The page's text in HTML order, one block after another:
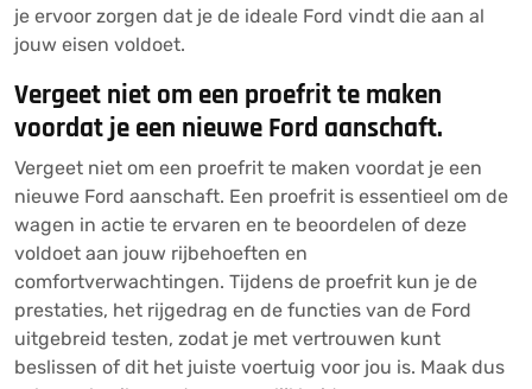
je ervoor zorgen dat je de ideale Ford vindt die aan al
jouw eisen voldoet.
Vergeet niet om een proefrit te maken
voordat je een nieuwe Ford aanschaft.
Vergeet niet om een proefrit te maken voordat je een
nieuwe Ford aanschaft. Een proefrit is essentieel om de
wagen in actie te ervaren en te beoordelen of deze
voldoet aan jouw rijbehoeften en
comfortverwachtingen. Tijdens de proefrit kun je de
prestaties, het rijgedrag en de functies van de Ford
uitgebreid testen, zodat je met vertrouwen kunt
beslissen of dit het juiste voertuig voor jou is. Maak dus